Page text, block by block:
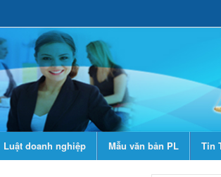
Luật doanh nghiệp Mẫu văn bản PL Tin